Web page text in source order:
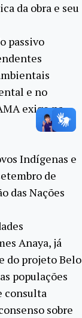
da obra e seu
passivo
e no
exige na
Indígenas e
de
das Nações
Anaya, já
do projeto Belo
populações
consulta
sobre